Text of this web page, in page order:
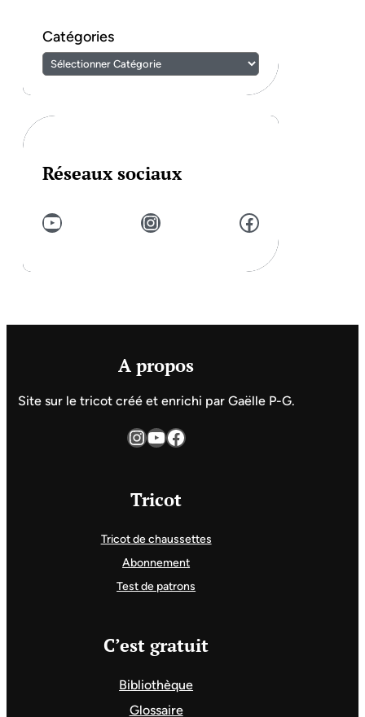
Catégories
Réseaux sociaux
YouTube Instagram Facebook
A propos
Site sur le tricot créé et enrichi par Gaëlle P-G.
InstagramYouTube Facebook
Tricot
Tricot de chaussettes
Abonnement
Test de patrons
C’est gratuit
Bibliothèque
Glossaire